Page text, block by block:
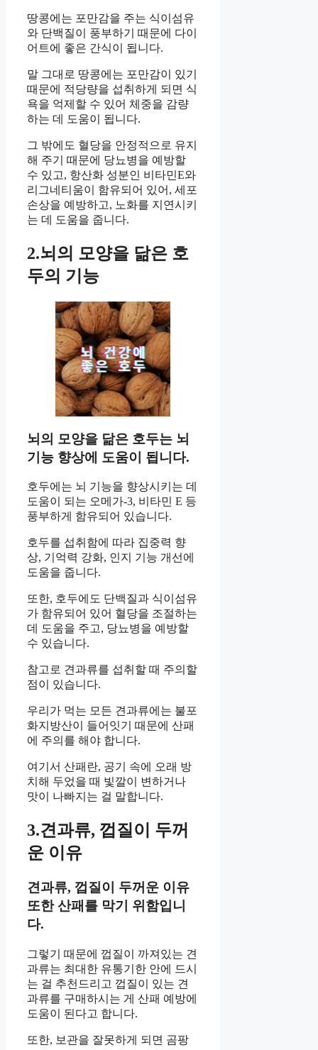
땅콩에는 포만감을 주는 식이섬유
와 단백질이 풍부하기 때문에 다이
어트에 좋은 간식이 됩니다.
말 그대로 땅콩에는 포만감이 있기
때문에 적당량을 섭취하게 되면 식
욕을 억제할 수 있어 체중을 감량
하는 데 도움이 됩니다.
그 밖에도 혈당을 안정적으로 유지
해 주기 때문에 당뇨병을 예방할
수 있고, 항산화 성분인 비타민E와
리그네티움이 함유되어 있어, 세포
손상을 예방하고, 노화를 지연시키
는 데 도움을 줍니다.
2.뇌의 모양을 닮은 호
두의 기능
뇌의 모양을 닮은 호두는 뇌
기능 향상에 도움이 됩니다.
호두에는 뇌 기능을 향상시키는 데
도움이 되는 오메가-3, 비타민 E 등
풍부하게 함유되어 있습니다.
호두를 섭취함에 따라 집중력 향
상, 기억력 강화, 인지 기능 개선에
도움을 줍니다.
또한, 호두에도 단백질과 식이섬유
가 함유되어 있어 혈당을 조절하는
데 도움을 주고, 당뇨병을 예방할
수 있습니다.
참고로 견과류를 섭취할 때 주의할
점이 있습니다.
우리가 먹는 모든 견과류에는 불포
화지방산이 들어잇기 때문에 산패
에 주의를 해야 합니다.
여기서 산패란, 공기 속에 오래 방
치해 두었을 때 빛깔이 변하거나
맛이 나빠지는 걸 말합니다.
3.견과류, 껍질이 두꺼
운 이유
견과류, 껍질이 두꺼운 이유
또한 산패를 막기 위함입니
다.
그렇기 때문에 껍질이 까져있는 견
과류는 최대한 유통기한 안에 드시
는 걸 추천드리고 껍질이 있는 견
과류를 구매하시는 게 산패 예방에
도움이 된다고 합니다.
또한, 보관을 잘못하게 되면 곰팡